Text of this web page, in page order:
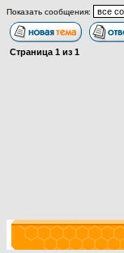
Показать сообщения:
Страница 1 из 1